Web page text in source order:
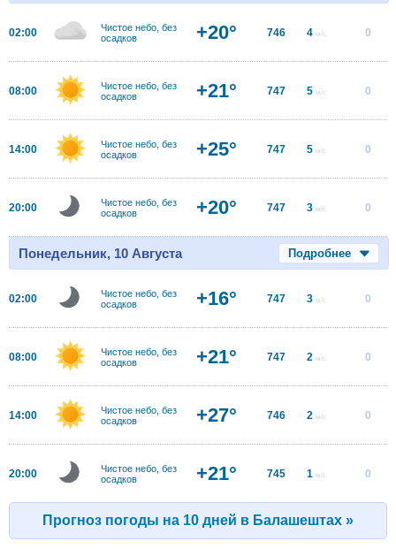
02:00
Чистое небо, без
осадков
+20° 746 4 м/с 0
08:00
Чистое небо, без
осадков
+21° 747 5 м/с 0
14:00
Чистое небо, без
осадков
+25° 747 5 м/с 0
20:00
Чистое небо, без
осадков
+20° 747 3 м/с 0
Понедельник, 10 Августа Подробнее
02:00
Чистое небо, без
осадков
+16° 747 3 м/с 0
08:00
Чистое небо, без
осадков
+21° 747 2 м/с 0
14:00
Чистое небо, без
осадков
+27° 746 2 м/с 0
20:00
Чистое небо, без
осадков
+21° 745 1 м/с 0
Прогноз погоды на 10 дней в Балашештах »